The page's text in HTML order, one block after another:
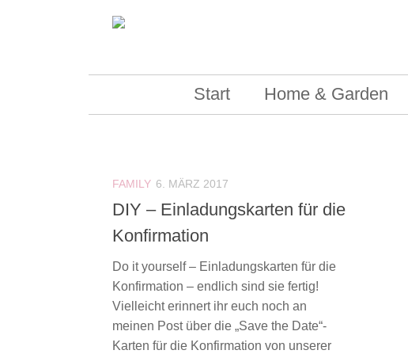
Start Home & Garden
FAMILY 6. MÄRZ 2017
DIY – Einladungskarten für die
Konfirmation
Do it yourself – Einladungskarten für die
Konfirmation – endlich sind sie fertig!
Vielleicht erinnert ihr euch noch an
meinen Post über die „Save the Date“-
Karten für die Konfirmation von unserer